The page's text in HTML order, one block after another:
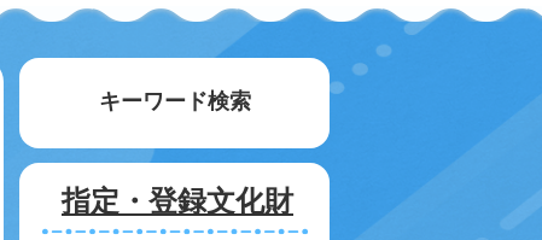
キーワード検索
指定・登録文化財